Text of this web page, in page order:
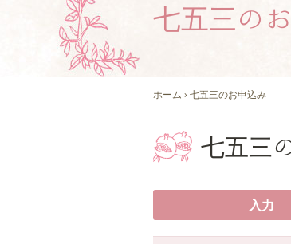
七五三の
ホーム › 七五三のお申込み
七五三
入力